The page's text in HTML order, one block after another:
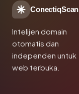
ConectiqScan
Intelijen domain
otomatis dan
independen untuk
web terbuka.